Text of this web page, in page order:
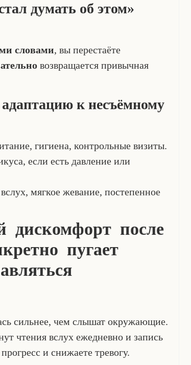
думать об этом»
словами, вы перестаёте
возвращается привычная
к несъёмному
гигиена, контрольные визиты.
если есть давление или
мягкое жевание, постепенное
дискомфорт после
пугает
сильнее, чем слышат окружающие.
чтения вслух ежедневно и запись
и снижаете тревогу.